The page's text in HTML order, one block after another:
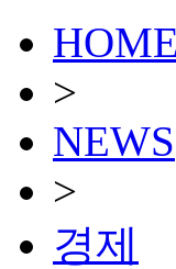
HOME
>
NEWS
>
경제